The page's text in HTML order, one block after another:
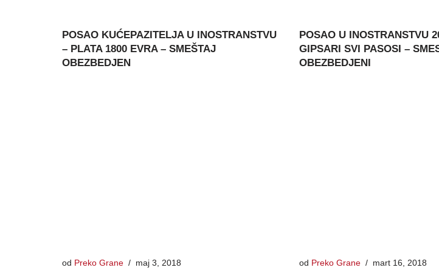
POSAO KUĆEPAZITELJA U INOSTRANSTVU
– PLATA 1800 EVRA – SMEŠTAJ
OBEZBEDJEN
od Preko Grane maj 3, 2018
POSAO U INOSTRANSTVU
GIPSARI SVI PASOSI –
OBEZBEDJENI
od Preko Grane mart 16, 2018